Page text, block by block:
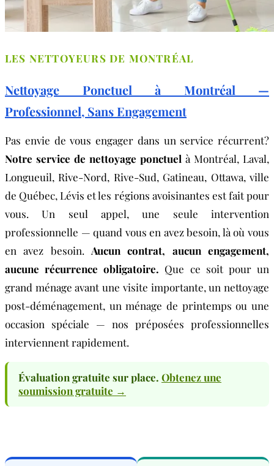
LES NETTOYEURS DE MONTRÉAL
Nettoyage Ponctuel à Montréal —
Professionnel, Sans Engagement
Pas envie de vous engager dans un service récurrent?
Notre service de nettoyage ponctuel à Montréal, Laval,
Longueuil, Rive-Nord, Rive-Sud, Gatineau, Ottawa, ville
de Québec, Lévis et les régions avoisinantes est fait pour
vous. Un seul appel, une seule intervention
professionnelle — quand vous en avez besoin, là où vous
en avez besoin. Aucun contrat, aucun engagement,
aucune récurrence obligatoire. Que ce soit pour un
grand ménage avant une visite importante, un nettoyage
post-déménagement, un ménage de printemps ou une
occasion spéciale — nos préposées professionnelles
interviennent rapidement.
Évaluation gratuite sur place. Obtenez une
soumission gratuite →